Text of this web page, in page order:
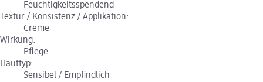
Feuchtigkeitsspendend
Textur / Konsistenz / Applikation:
Creme
Wirkung:
Pflege
Hauttyp:
Sensibel / Empfindlich